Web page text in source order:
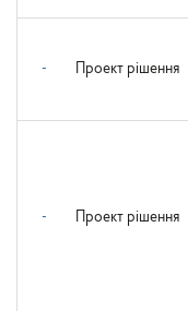
- Проект рішення
- Проект рішення